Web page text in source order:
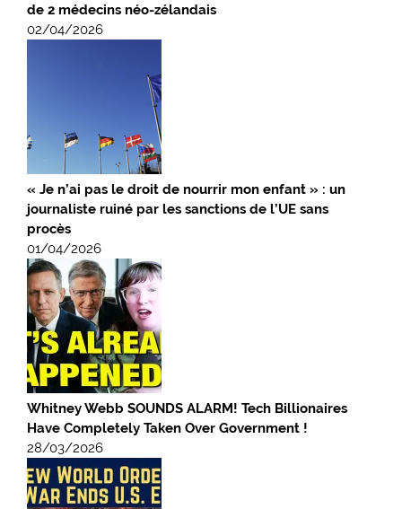
de 2 médecins néo-zélandais
02/04/2026
« Je n’ai pas le droit de nourrir mon enfant » : un
journaliste ruiné par les sanctions de l’UE sans
procès
01/04/2026
Whitney Webb SOUNDS ALARM! Tech Billionaires
Have Completely Taken Over Government !
28/03/2026